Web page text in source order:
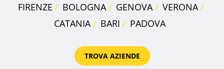
FIRENZE
BOLOGNA GENOVA
VERONA
CATANIA
BARI PADOVA
TROVA AZIENDE